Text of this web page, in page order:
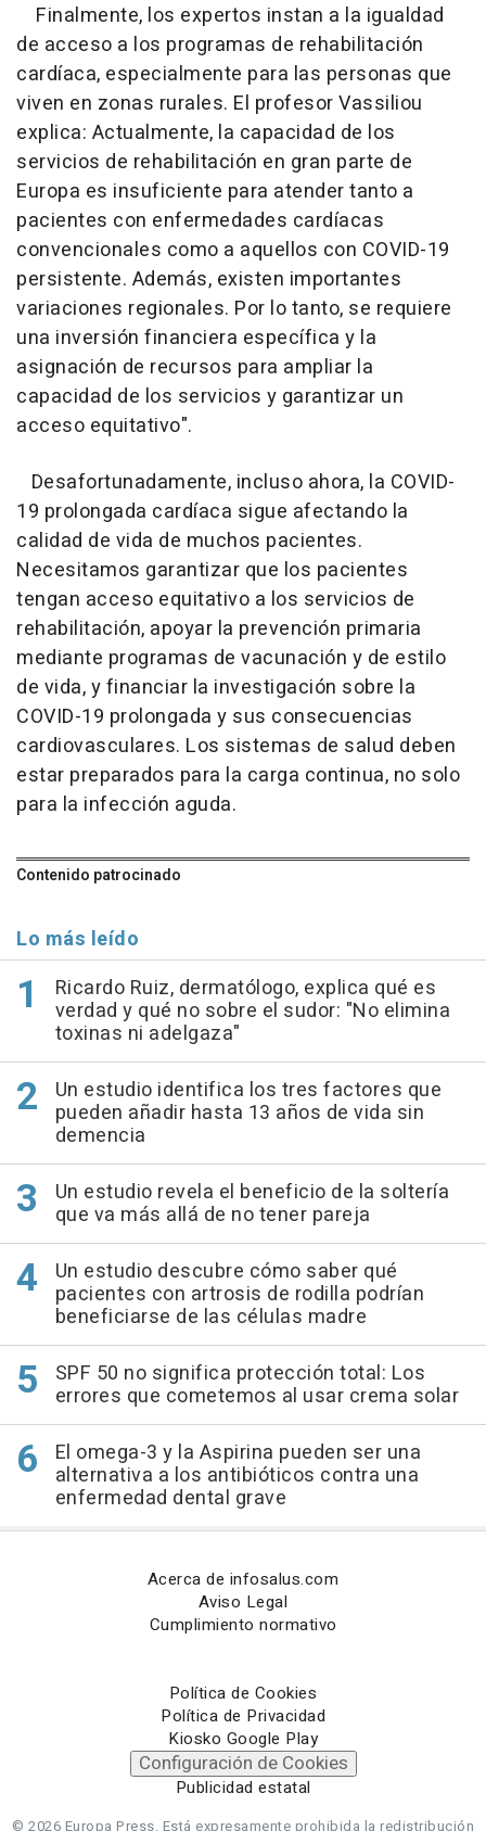
Finalmente, los expertos instan a la igualdad
de acceso a los programas de rehabilitación
cardíaca, especialmente para las personas que
viven en zonas rurales. El profesor Vassiliou
explica: Actualmente, la capacidad de los
servicios de rehabilitación en gran parte de
Europa es insuficiente para atender tanto a
pacientes con enfermedades cardíacas
convencionales como a aquellos con COVID-19
persistente. Además, existen importantes
variaciones regionales. Por lo tanto, se requiere
una inversión financiera específica y la
asignación de recursos para ampliar la
capacidad de los servicios y garantizar un
acceso equitativo".
Desafortunadamente, incluso ahora, la COVID-
19 prolongada cardíaca sigue afectando la
calidad de vida de muchos pacientes.
Necesitamos garantizar que los pacientes
tengan acceso equitativo a los servicios de
rehabilitación, apoyar la prevención primaria
mediante programas de vacunación y de estilo
de vida, y financiar la investigación sobre la
COVID-19 prolongada y sus consecuencias
cardiovasculares. Los sistemas de salud deben
estar preparados para la carga continua, no solo
para la infección aguda.
Contenido patrocinado
Lo más leído
Ricardo Ruiz, dermatólogo, explica qué es
verdad y qué no sobre el sudor: "No elimina
toxinas ni adelgaza"
Un estudio identifica los tres factores que
pueden añadir hasta 13 años de vida sin
demencia
Un estudio revela el beneficio de la soltería
que va más allá de no tener pareja
Un estudio descubre cómo saber qué
pacientes con artrosis de rodilla podrían
beneficiarse de las células madre
SPF 50 no significa protección total: Los
errores que cometemos al usar crema solar
El omega-3 y la Aspirina pueden ser una
alternativa a los antibióticos contra una
enfermedad dental grave
Acerca de infosalus.com
Aviso Legal
Cumplimiento normativo
Política de Cookies
Política de Privacidad
Kiosko Google Play
Configuración de Cookies
Publicidad estatal
© 2026 Europa Press. Está expresamente prohibida la redistribución